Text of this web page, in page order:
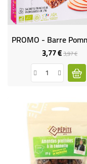
BÉBÉ
CULTUREL
3,77 €Prix
de
base
3,97 €Prix